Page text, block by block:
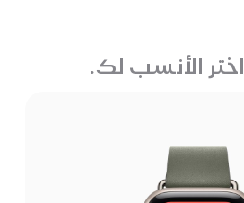
اختر الأنسب لك.